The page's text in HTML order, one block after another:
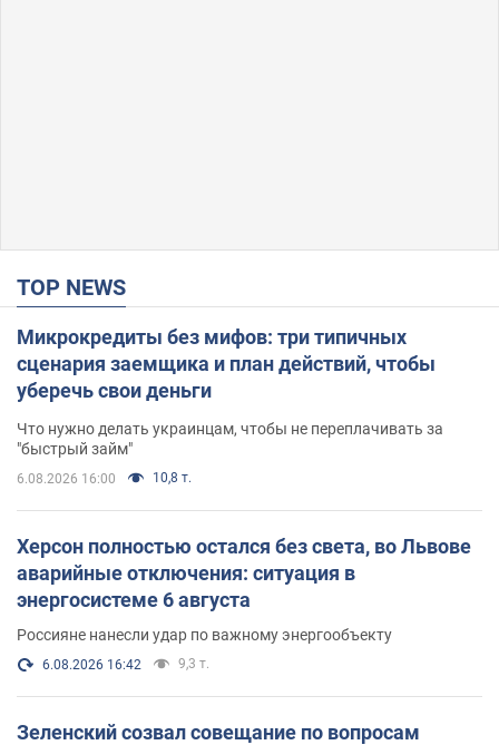
TOP NEWS
Микрокредиты без мифов: три типичных
сценария заемщика и план действий, чтобы
уберечь свои деньги
Что нужно делать украинцам, чтобы не переплачивать за
"быстрый займ"
6.08.2026 16:00 10,8 т.
Херсон полностью остался без света, во Львове
аварийные отключения: ситуация в
энергосистеме 6 августа
Россияне нанесли удар по важному энергообъекту
6.08.2026 16:42 9,3 т.
Зеленский созвал совещание по вопросам